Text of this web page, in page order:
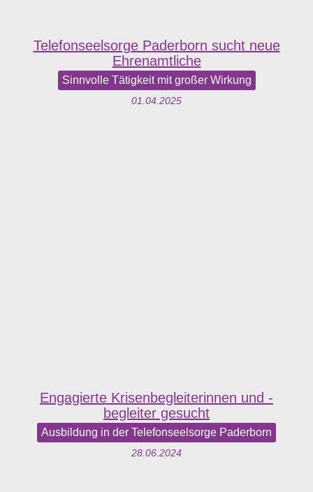
Telefonseelsorge Paderborn sucht neue
Ehrenamtliche
Sinnvolle Tätigkeit mit großer Wirkung
01.04.2025
Engagierte Krisenbegleiterinnen und -
begleiter gesucht
Ausbildung in der Telefonseelsorge Paderborn
28.06.2024